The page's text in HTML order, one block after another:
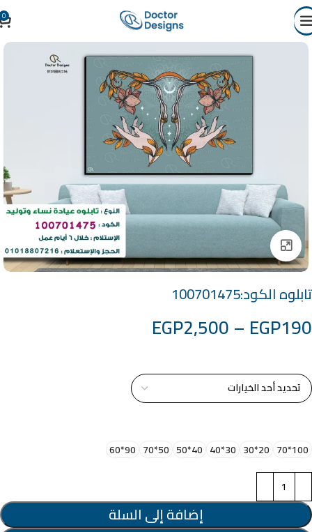
0
Click to enlarge
تابلوه الكود:100701475
EGP190
–
EGP2,500
100*70
20*30
30*40
40*50
50*70
90*60
إضافة إلى السلة